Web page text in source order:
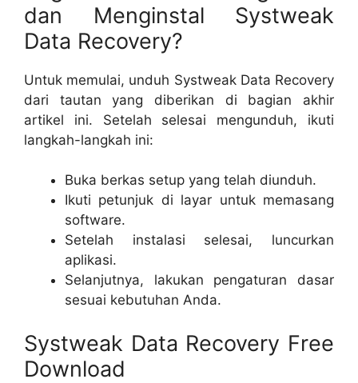
dan Menginstal Systweak
Data Recovery?
Untuk memulai, unduh Systweak Data Recovery
dari tautan yang diberikan di bagian akhir
artikel ini. Setelah selesai mengunduh, ikuti
langkah-langkah ini:
Buka berkas setup yang telah diunduh.
Ikuti petunjuk di layar untuk memasang
software.
Setelah instalasi selesai, luncurkan
aplikasi.
Selanjutnya, lakukan pengaturan dasar
sesuai kebutuhan Anda.
Systweak Data Recovery Free
Download